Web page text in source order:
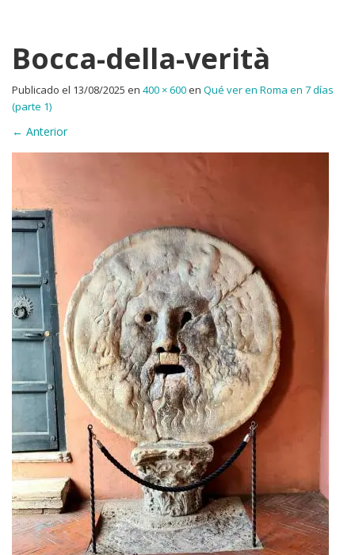
Bocca-della-verità
Publicado el 13/08/2025 en 400 × 600en Qué ver en Roma en 7 días
(parte 1)
← Anterior